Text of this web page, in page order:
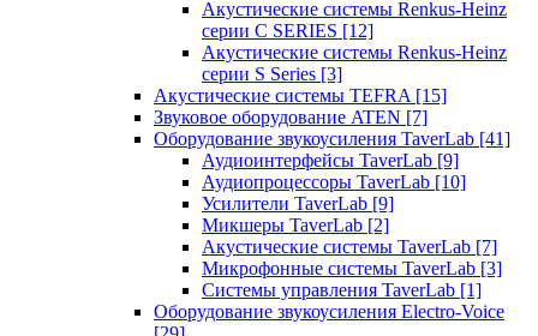
Акустические системы Renkus-Heinz
серии C SERIES [12]
Акустические системы Renkus-Heinz
серии S Series [3]
Акустические системы TEFRA [15]
Звуковое оборудование ATEN [7]
Оборудование звукоусиления TaverLab [41]
Аудиоинтерфейсы TaverLab [9]
Аудиопроцессоры TaverLab [10]
Усилители TaverLab [9]
Микшеры TaverLab [2]
Акустические системы TaverLab [7]
Микрофонные системы TaverLab [3]
Системы управления TaverLab [1]
Оборудование звукоусиления Electro-Voice